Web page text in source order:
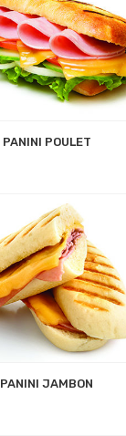
PANINI POULET
PANINI JAMBON